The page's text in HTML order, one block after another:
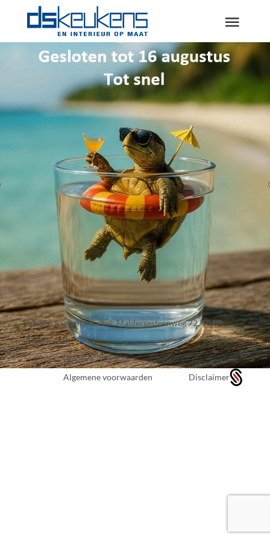
Maatschappelijke zetel: Maldersesteenweg 72, 1840
Londerzeel
BE 0676.380.208
Algemene voorwaarden
Disclaimer